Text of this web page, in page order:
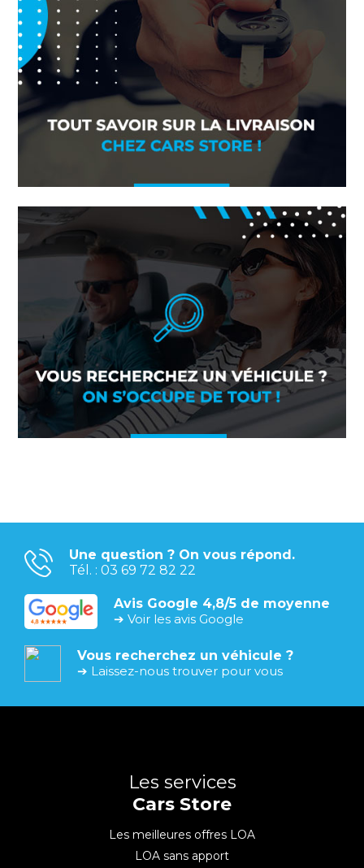
Une question ? On vous répond.
Tél. : 03 69 72 82 22
Avis Google 4,8/5 de moyenne
➔ Voir les avis Google
Vous recherchez un véhicule ?
➔ Laissez-nous trouver pour vous
Les services
Cars Store
Les meilleures offres LOA
LOA sans apport